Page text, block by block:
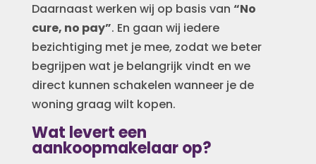
Daarnaast werken wij op basis van “No
cure, no pay”. En gaan wij iedere
bezichtiging met je mee, zodat we beter
begrijpen wat je belangrijk vindt en we
direct kunnen schakelen wanneer je de
woning graag wilt kopen.
Wat levert een
aankoopmakelaar op?